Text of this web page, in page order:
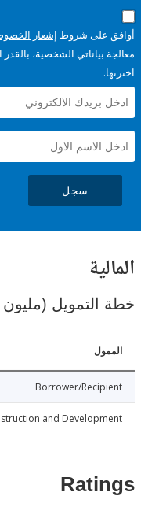
شروطإشعار الخصوصية
الشخصية، بالقدر اللازم،
(مليون دولار)
Borrower/
Reconstruction and